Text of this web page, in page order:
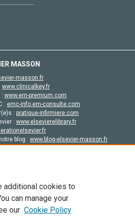
MASSON
masson.fr
www.clinicalkey.fr
www.em-premium.com
: emc-info.em-consulte.com
: pratique-infirmiere.com
: www.elsevierelibrary.fr
blog : www.blog-elsevier-masson.fr
contributeurs. Tout les droits sont réservés,
additional cookies to
can manage your
our Cookie Policy